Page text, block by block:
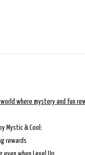
where mystery and fun
Mystic & Cool:
rewards